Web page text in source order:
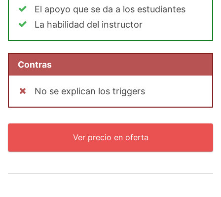
El apoyo que se da a los estudiantes
La habilidad del instructor
Contras
No se explican los triggers
Ver precio en oferta